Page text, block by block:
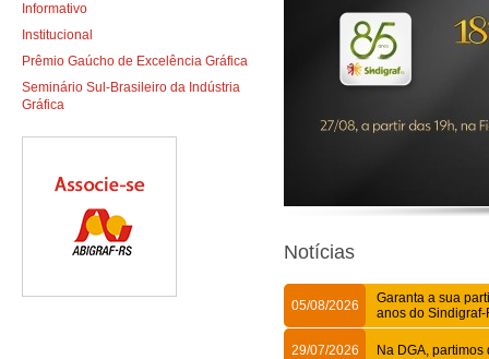
Informativo
Institucional
Prêmio Gaúcho de Excelência Gráfica
Seminário Sul-Brasileiro da Indústria
Gráfica
Notícias
05/08/2026
Garanta a sua
anos do Sindigraf-
29/07/2026 Na DGA,